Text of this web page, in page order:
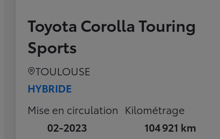
Toyota Corolla Touring
Sports
TOULOUSE
HYBRIDE
Mise en circulation
02-2023
Kilométrage
104 921 km